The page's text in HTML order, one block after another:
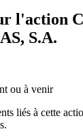
l'action
S.A.
ou à venir
liés à cette